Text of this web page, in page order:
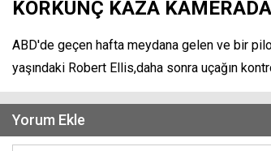
KORKUNÇ KAZA KAMERADA
ABD'de geçen hafta meydana gelen ve bir
yaşındaki Robert Ellis,daha sonra uçağın
Yorum Ekle